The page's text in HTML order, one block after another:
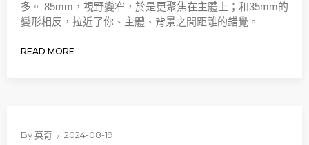
多。 85mm，視野變窄，於是更聚焦在主體上；和35mm的
變形相反，拉近了你、主體、背景之間距離的錯覺。
READ MORE
By英奇 2024-08-19